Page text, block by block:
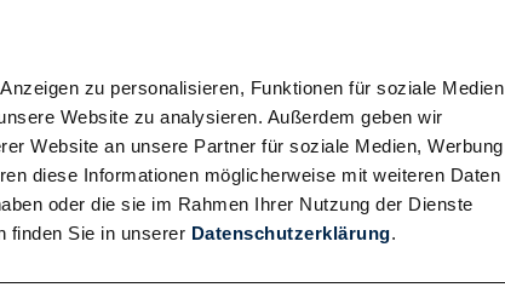
zu personalisieren, Funktionen für soziale Medien
Website zu analysieren. Außerdem geben wir
Website an unsere Partner für soziale Medien, Werbung
diese Informationen möglicherweise mit weiteren Daten
oder die sie im Rahmen Ihrer Nutzung der Dienste
finden Sie in unserer Datenschutzerklärung.
ÜBER UNS LEISTUNGEN KARRIERE